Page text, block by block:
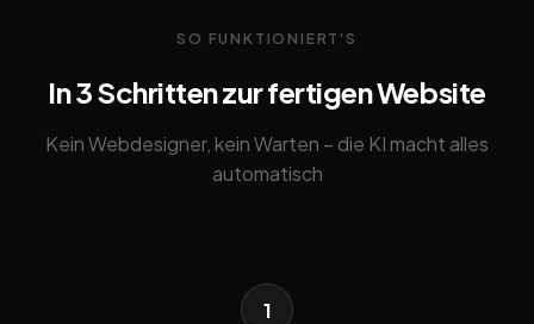
SO FUNKTIONIERT'S
In 3 Schritten zur fertigen Website
Kein Webdesigner, kein Warten – die KI macht alles
automatisch
1